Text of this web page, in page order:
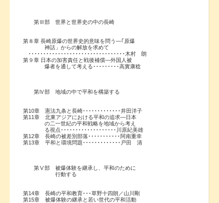
第Ⅲ部 世界と世界史の中の長崎
第８章 長崎原爆の世界史的意味を問う―｢原爆
神話」からの解放を求めて
･････････････････････････････････木村 朗
第９章 日本の加害責任と戦後補償―外国人被
爆者を通して考える･････････高實康稔
第Ⅳ部 地域の中で平和を構築する
第10章 憲法九条と長崎･････････････井田洋子
第11章 北東アジアにおける平和の追求―日本
の二一世紀の平和戦略を地域から考え
る視点･･･････････････････川原紀美雄
第12章 長崎の被差別部落･･･････････阿南重幸
第13章 平和と環境問題･････････････戸田 清
第Ⅴ部 被爆体験を継承し、平和のために
行動する
第14章 長崎の平和教育･･･草野十四朗／山川剛
第15章 被爆体験の継承と若い世代の平和活動